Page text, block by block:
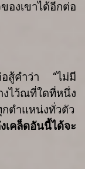
องเขาได้อีกต่อ
สู้คำว่า “ไม่มี
ไว้ณที่ใดที่หนึ่ง
กตำแหน่งทั่วตัว
เคล็ดอันนี้ได้จะ